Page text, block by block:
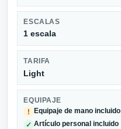
ESCALAS
1 escala
TARIFA
Light
EQUIPAJE
!
Equipaje de mano incluido
✓ Artículo personal incluido